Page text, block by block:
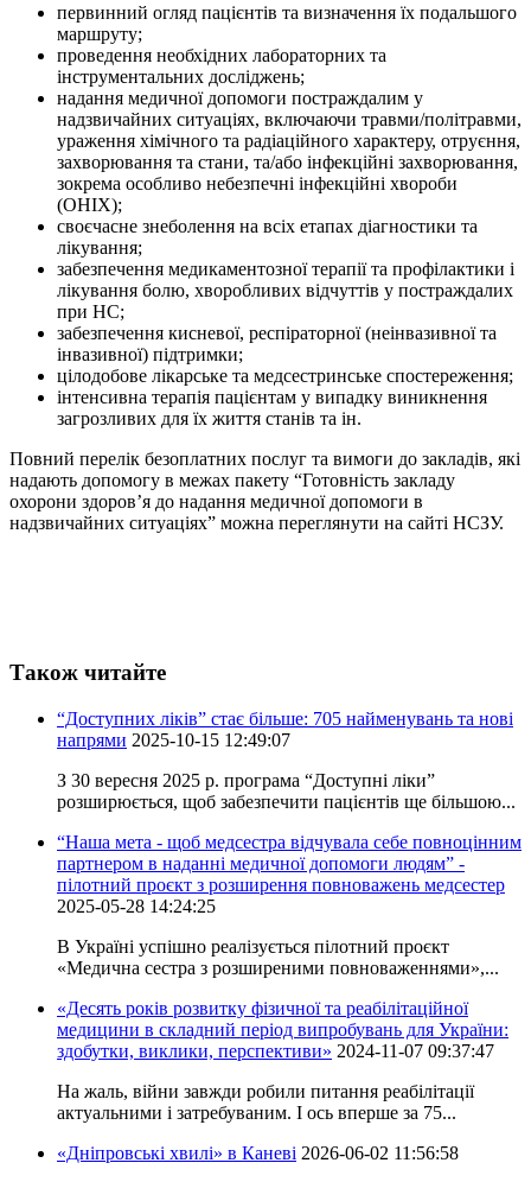
первинний огляд пацієнтів та визначення їх подальшого
маршруту;
проведення необхідних лабораторних та
інструментальних досліджень;
надання медичної допомоги постраждалим у
надзвичайних ситуаціях, включаючи травми/політравми,
ураження хімічного та радіаційного характеру, отруєння,
захворювання та стани, та/або інфекційні захворювання,
зокрема особливо небезпечні інфекційні хвороби
(ОНІХ);
своєчасне знеболення на всіх етапах діагностики та
лікування;
забезпечення медикаментозної терапії та профілактики і
лікування болю, хворобливих відчуттів у постраждалих
при НС;
забезпечення кисневої, респіраторної (неінвазивної та
інвазивної) підтримки;
цілодобове лікарське та медсестринське спостереження;
інтенсивна терапія пацієнтам у випадку виникнення
загрозливих для їх життя станів та ін.
Повний перелік безоплатних послуг та вимоги до закладів, які
надають допомогу в межах пакету “Готовність закладу
охорони здоров’я до надання медичної допомоги в
надзвичайних ситуаціях” можна переглянути на сайті НСЗУ.
Також читайте
“Доступних ліків” стає більше: 705 найменувань та нові
напрями 2025-10-15 12:49:07
З 30 вересня 2025 р. програма “Доступні ліки”
розширюється, щоб забезпечити пацієнтів ще більшою...
“Наша мета - щоб медсестра відчувала себе повноцінним
партнером в наданні медичної допомоги людям” -
пілотний проєкт з розширення повноважень медсестер
2025-05-28 14:24:25
В Україні успішно реалізується пілотний проєкт
«Медична сестра з розширеними повноваженнями»,...
«Десять років розвитку фізичної та реабілітаційної
медицини в складний період випробувань для України:
здобутки, виклики, перспективи» 2024-11-07 09:37:47
На жаль, війни завжди робили питання реабілітації
актуальними і затребуваним. І ось вперше за 75...
«Дніпровські хвилі» в Каневі 2026-06-02 11:56:58